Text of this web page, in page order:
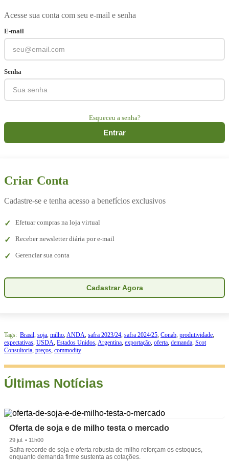
Acesse sua conta com seu e-mail e senha
E-mail
Senha
Esqueceu a senha?
Entrar
Criar Conta
Cadastre-se e tenha acesso a benefícios exclusivos
Efetuar compras na loja virtual
Receber newsletter diária por e-mail
Gerenciar sua conta
Cadastrar Agora
Tags: Brasil, soja, milho,ANDA, safra 2023/24, safra 2024/25, Conab, produtividade,
expectativas, USDA, Estados Unidos,Argentina, exportação, oferta, demanda, Scot
Consultoria, preços, commodity
Últimas Notícias
Oferta de soja e de milho testa o mercado
29 jul. • 11h00
Safra recorde de soja e oferta robusta de milho reforçam os estoques,
enquanto demanda firme sustenta as cotações.